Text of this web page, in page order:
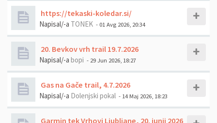
https://tekaski-koledar.si/
Napisal/-a TONEK - 01 Avg 2026, 20:34
20. Bevkov vrh trail 19.7.2026
Napisal/-a bopi - 29 Jun 2026, 18:27
Gas na Gače trail, 4.7.2026
Napisal/-a Dolenjski pokal - 14 Maj 2026, 18:23
Garmin tek Vrhovi Ljubljane, 20. junij 2026